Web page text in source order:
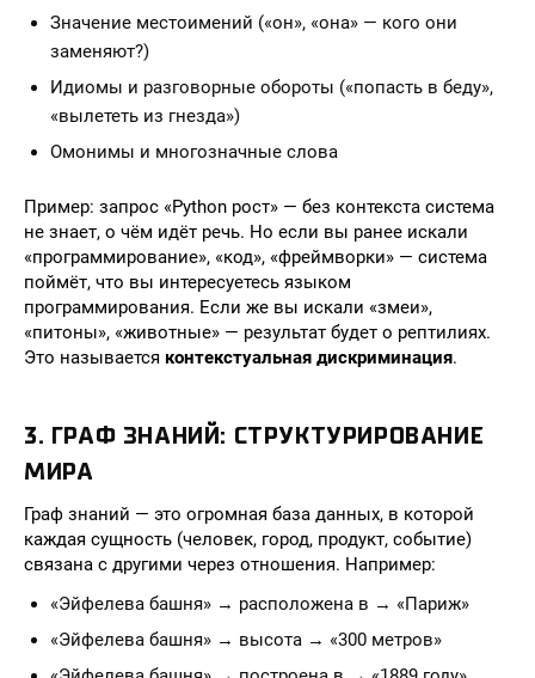
Значение местоимений («он», «она» — кого они
заменяют?)
Идиомы и разговорные обороты («попасть в беду»,
«вылететь из гнезда»)
Омонимы и многозначные слова
Пример: запрос «Python рост» — без контекста система
не знает, о чём идёт речь. Но если вы ранее искали
«программирование», «код», «фреймворки» — система
поймёт, что вы интересуетесь языком
программирования. Если же вы искали «змеи»,
«питоны», «животные» — результат будет о рептилиях.
Это называется контекстуальная дискриминация.
3. ГРАФ ЗНАНИЙ: СТРУКТУРИРОВАНИЕ
МИРА
Граф знаний — это огромная база данных, в которой
каждая сущность (человек, город, продукт, событие)
связана с другими через отношения. Например:
«Эйфелева башня» → расположена в → «Париж»
«Эйфелева башня» → высота → «300 метров»